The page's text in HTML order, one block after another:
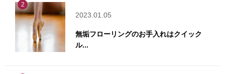
2
2023.01.05
無垢フローリングのお手入れはクイック
ル...